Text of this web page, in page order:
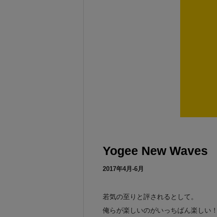
Yogee New Waves
2017年4月-6月
若気の至りと評されるとして。
俺らが楽しいのがいっちばん楽しい